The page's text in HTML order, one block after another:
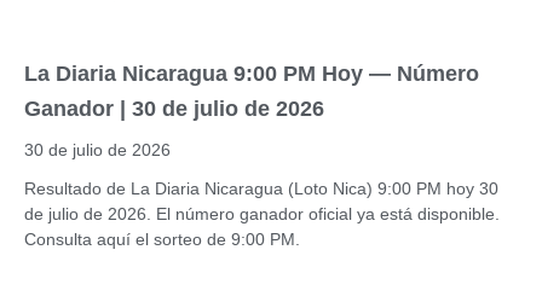
La Diaria Nicaragua 9:00 PM Hoy — Número
Ganador | 30 de julio de 2026
30 de julio de 2026
Resultado de La Diaria Nicaragua (Loto Nica) 9:00 PM hoy 30
de julio de 2026. El número ganador oficial ya está disponible.
Consulta aquí el sorteo de 9:00 PM.